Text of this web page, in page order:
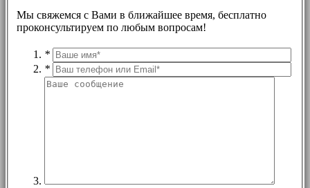
Мы свяжемся с Вами в ближайшее время, бесплатно
проконсультируем по любым вопросам!
*
*